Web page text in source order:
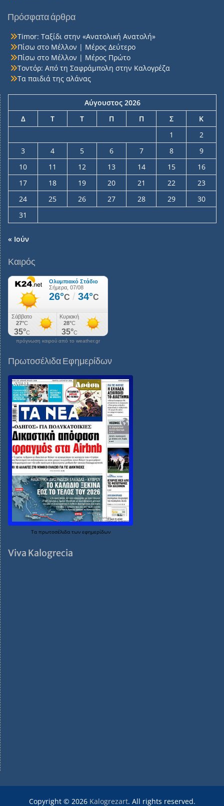
Πρόσφατα άρθρα
Timor: Ταξίδι στην «Ανατολική Ανατολή»
Πίσω στο Μέλλον | Μέρος Δεύτερο
Πίσω στο Μέλλον | Μέρος Πρώτο
Τοντόρ: Από τη Σαφράμπολη στην Καλογρέζα
Τα παιδιά της αλάνας
Αύγουστος 2026
Δ
Τ Τ Π Π Σ
Κ
1
2
3
4 5 6 7 8
9
10
11 12 13 14 15
16
17
18 19 20 21 22
23
24
25 26 27 28 29
30
31
« Ιούν
Καιρός
πρόγνωση καιρού από το weather.gr
Πρωτοσέλιδα Εφημερίδων
Τα πρωτοσέλιδα των εφημερίδων
Viva Kalogrecia
Copyright © 2026 Kalogrezart. All rights reserved.